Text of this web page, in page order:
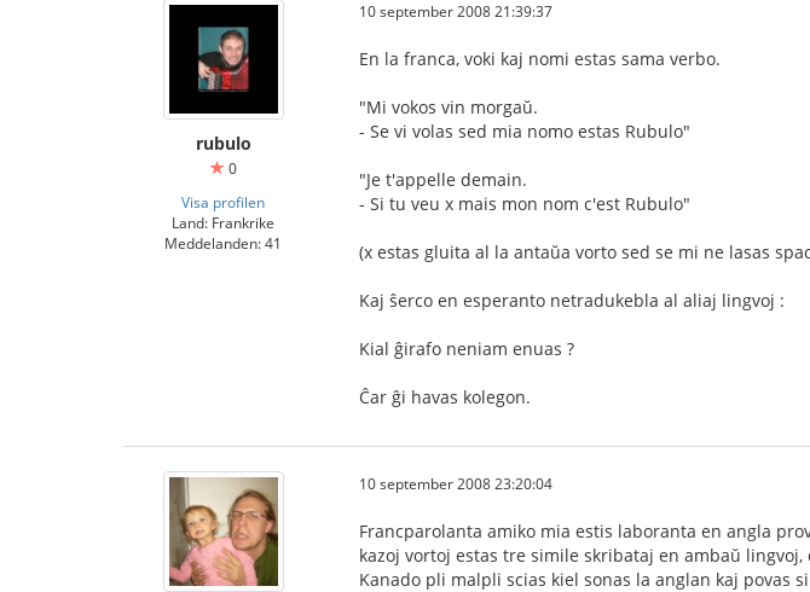
rubulo
0
Visa profilen
Land: Frankrike
Meddelanden: 41
10 september 2008 21:39:37
En la franca, voki kaj nomi estas sama verbo.
"Mi vokos vin morgaŭ.
- Se vi volas sed mia nomo estas Rubulo"
"Je t'appelle demain.
- Si tu veu x mais mon nom c'est Rubulo"
(x estas gluita al la antaŭa vorto sed se mi ne lasas
Kaj ŝerco en esperanto netradukebla al aliaj lingvoj :
Kial ĝirafo neniam enuas ?
Ĉar ĝi havas kolegon.
10 september 2008 23:20:04
Francparolanta amiko mia estis laboranta en angla
kazoj vortoj estas tre simile skribataj en ambaŭ
Kanado pli malpli scias kiel sonas la anglan kaj povas